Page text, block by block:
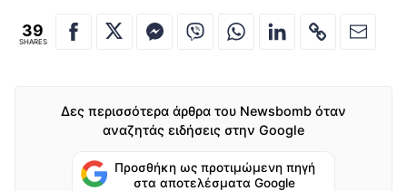
39
SHARES
Δες περισσότερα άρθρα του Newsbomb όταν
αναζητάς ειδήσεις στην Google
Προσθήκη ως προτιμώμενη πηγή
στα αποτελέσματα Google